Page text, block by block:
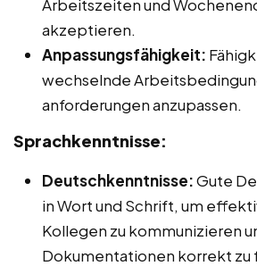
Arbeitszeiten und
akzeptieren.
Anpassungsfähigkeit:
wechselnde
anforderungen anzupassen.
Sprachkenntnisse:
Deutschkenntnisse:Gute
in Wort und Schrift, um
Kollegen zu kommunizieren
Dokumentationen korrekt zu